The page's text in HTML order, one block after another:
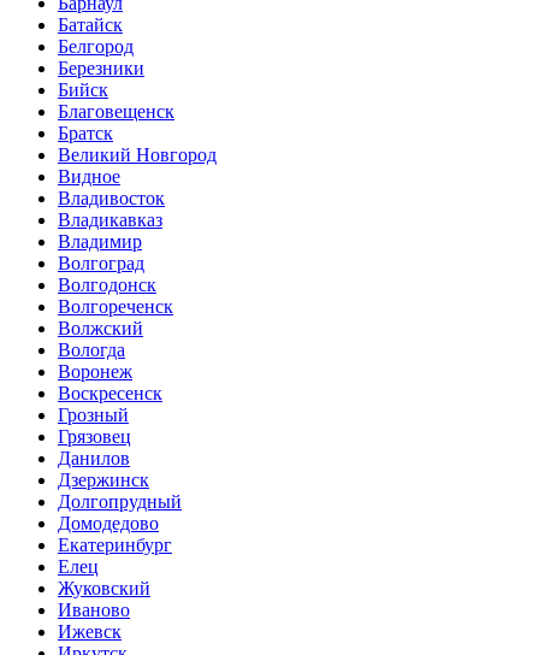
Батайск
Белгород
Березники
Бийск
Благовещенск
Братск
Великий Новгород
Видное
Владивосток
Владикавказ
Владимир
Волгоград
Волгодонск
Волгореченск
Волжский
Вологда
Воронеж
Воскресенск
Грозный
Грязовец
Данилов
Дзержинск
Долгопрудный
Домодедово
Екатеринбург
Елец
Жуковский
Иваново
Ижевск